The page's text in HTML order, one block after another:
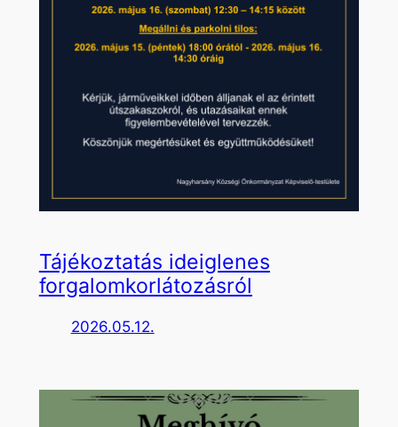
Tájékoztatás ideiglenes
forgalomkorlátozásról
2026.05.12.